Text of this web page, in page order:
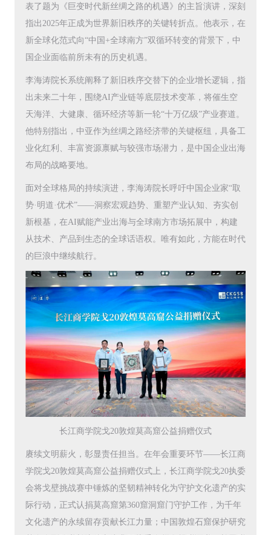
表了题为《巨变时代新丝绸之路的机遇》的主旨演讲，深刻
指出2025年正成为世界新旧秩序的关键转折点。他表示，在
新全球化范式向“中国+全球南方”双循环转变的背景下，中
国企业面临前所未有的历史机遇。
李海涛院长系统阐释了新旧秩序交替下的企业增长逻辑，指
出未来二十年，围绕AI产业链等底层技术变革，将催生空
天海洋、大健康、循环经济等新一轮“十万亿级”产业赛道。
他特别指出，中亚作为丝绸之路经济带的关键枢纽，具备工
业化红利、丰富资源禀赋与较强市场潜力，是中国企业出海
布局的战略要地。
面对全球格局的持续演进，李海涛院长呼吁中国企业家“取
势·明道·优术”——洞察宏观趋势、重塑产业认知、夯实创
新根基，在AI赋能产业出海与全球南方市场拓展中，构建
从技术、产品到生态的全球话语权。唯有如此，方能在时代
的巨浪中继续航行。
长江商学院戈20敦煌莫高窟公益捐赠仪式
赓续文明薪火，彰显责任担当。在年会重要环节——长江商
学院戈20敦煌莫高窟公益捐赠仪式上，长江商学院戈20执委
会将戈壁挑战赛中锤炼的坚韧精神转化为守护文化遗产的实
际行动，正式认捐莫高窟第360窟洞窟门守护工作，为千年
文化遗产的永续留存贡献长江力量；中国敦煌石窟保护研究